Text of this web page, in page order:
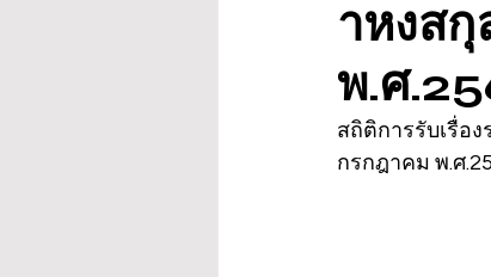
าหงสกุ
พ.ศ
สถิติการรับเรื่อ
กรกฎาคม พ.ศ